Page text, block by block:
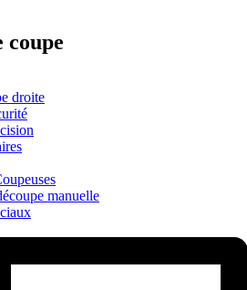
coupe
droite
manuelle